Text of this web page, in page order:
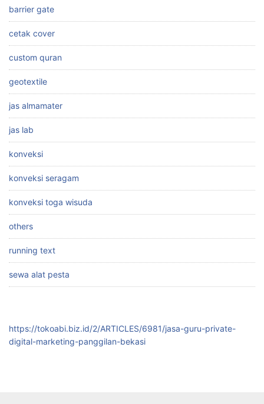
barrier gate
cetak cover
custom quran
geotextile
jas almamater
jas lab
konveksi
konveksi seragam
konveksi toga wisuda
others
running text
sewa alat pesta
https://tokoabi.biz.id/2/ARTICLES/6981/jasa-guru-private-
digital-marketing-panggilan-bekasi